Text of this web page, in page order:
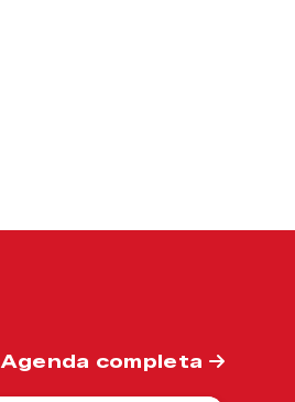
Agenda completa